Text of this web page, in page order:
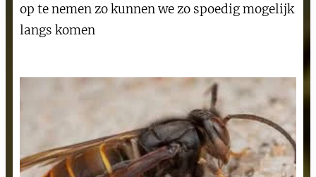
op te nemen zo kunnen we zo spoedig mogelijk
langs komen